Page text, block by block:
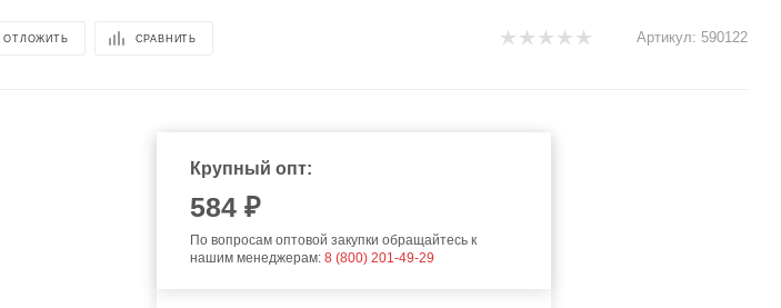
ОТЛОЖИТЬ СРАВНИТЬ Артикул: 590122
Крупный опт:
584 ₽
По вопросам оптовой закупки обращайтесь к
нашим менеджерам:8 (800) 201-49-29